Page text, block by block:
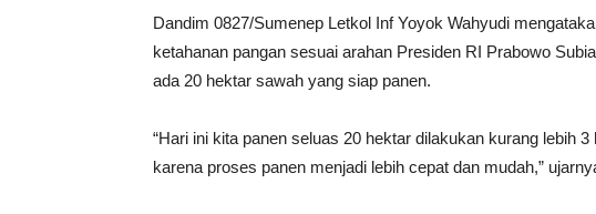
Dandim 0827/Sumenep Letkol Inf Yoyok Wahyudi
ketahanan pangan sesuai arahan Presiden RI Prabowo
ada 20 hektar sawah yang siap panen.
“Hari ini kita panen seluas 20 hektar dilakukan kurang lebih
karena proses panen menjadi lebih cepat dan mudah,”